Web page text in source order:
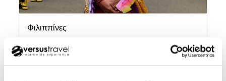
Φιλιππίνες
Φιλιππίνες - Φεστιβάλ